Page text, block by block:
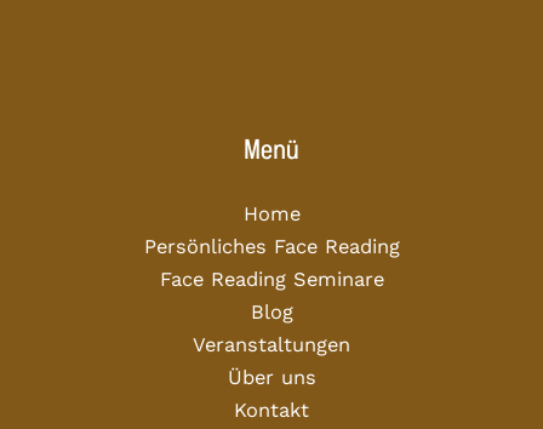
Menü
Home
Persönliches Face Reading
Face Reading Seminare
Blog
Veranstaltungen
Über uns
Kontakt